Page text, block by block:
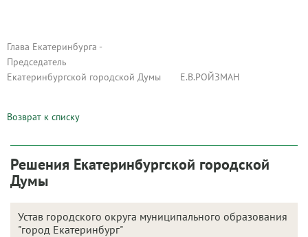
Глава Екатеринбурга -
Председатель
Екатеринбургской городской Думы Е.В.РОЙЗМАН
Возврат к списку
Решения Екатеринбургской городской
Думы
Устав городского округа муниципального образования
"город Екатеринбург"